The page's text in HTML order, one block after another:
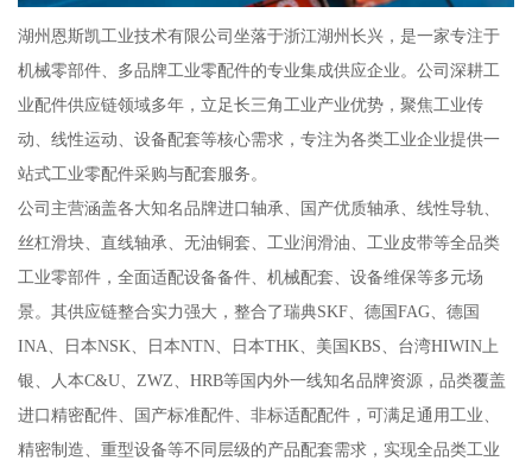
湖州恩斯凯工业技术有限公司坐落于浙江湖州长兴，是一家专注于
机械零部件、多品牌工业零配件的专业集成供应企业。公司深耕工
业配件供应链领域多年，立足长三角工业产业优势，聚焦工业传
动、线性运动、设备配套等核心需求，专注为各类工业企业提供一
站式工业零配件采购与配套服务。
公司主营涵盖各大知名品牌进口轴承、国产优质轴承、线性导轨、
丝杠滑块、直线轴承、无油铜套、工业润滑油、工业皮带等全品类
工业零部件，全面适配设备备件、机械配套、设备维保等多元场
景。其供应链整合实力强大，整合了瑞典SKF、德国FAG、德国
INA、日本NSK、日本NTN、日本THK、美国KBS、台湾HIWIN上
银、人本C&U、ZWZ、HRB等国内外一线知名品牌资源，品类覆盖
进口精密配件、国产标准配件、非标适配配件，可满足通用工业、
精密制造、重型设备等不同层级的产品配套需求，实现全品类工业